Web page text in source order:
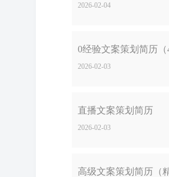
2026-02-04
0经验文案策划简历（
2026-02-03
直播文案策划简历
2026-02-03
高级文案策划简历（